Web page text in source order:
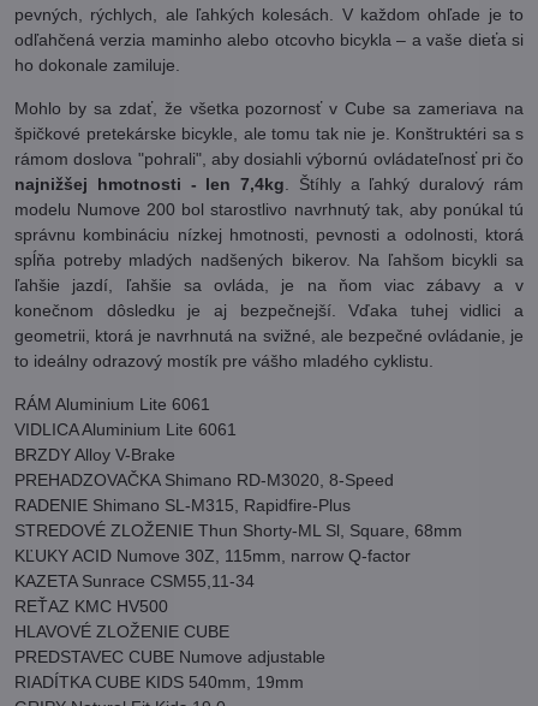
pevných, rýchlych, ale ľahkých kolesách. V každom ohľade je to
odľahčená verzia maminho alebo otcovho bicykla – a vaše dieťa si
ho dokonale zamiluje.
Mohlo by sa zdať, že všetka pozornosť v Cube sa zameriava na
špičkové pretekárske bicykle, ale tomu tak nie je. Konštruktéri sa s
rámom doslova "pohrali", aby dosiahli výbornú ovládateľnosť pri čo
najnižšej hmotnosti - len 7,4kg . Štíhly a ľahký duralový rám
modelu Numove 200 bol starostlivo navrhnutý tak, aby ponúkal tú
správnu kombináciu nízkej hmotnosti, pevnosti a odolnosti, ktorá
spĺňa potreby mladých nadšených bikerov. Na ľahšom bicykli sa
ľahšie jazdí, ľahšie sa ovláda, je na ňom viac zábavy a v
konečnom dôsledku je aj bezpečnejší. Vďaka tuhej vidlici a
geometrii, ktorá je navrhnutá na svižné, ale bezpečné ovládanie, je
to ideálny odrazový mostík pre vášho mladého cyklistu.
RÁM Aluminium Lite 6061
VIDLICA Aluminium Lite 6061
BRZDY Alloy V-Brake
PREHADZOVAČKA Shimano RD-M3020, 8-Speed
RADENIE Shimano SL-M315, Rapidfire-Plus
STREDOVÉ ZLOŽENIE Thun Shorty-ML Sl, Square, 68mm
KĽUKY ACID Numove 30Z, 115mm, narrow Q-factor
KAZETA Sunrace CSM55,11-34
REŤAZ KMC HV500
HLAVOVÉ ZLOŽENIE CUBE
PREDSTAVEC CUBE Numove adjustable
RIADÍTKA CUBE KIDS 540mm, 19mm